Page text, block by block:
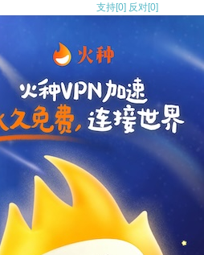
支持[0] 反对[0]
支持[0] 反对
支持
反对 [0]